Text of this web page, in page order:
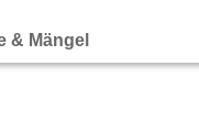
& Mängel